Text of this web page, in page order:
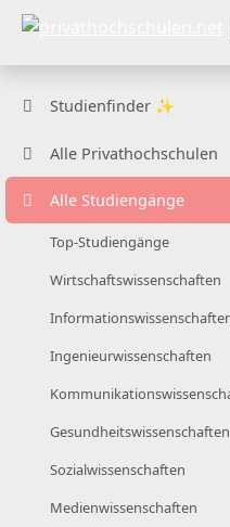
Studienfinder ✨
Alle Privathochschulen
Alle Studiengänge
Top-Studiengänge
Wirtschaftswissenschaften
Ingenieurwissenschaften
Gesundheitswissenschaften
Sozialwissenschaften
Medienwissenschaften